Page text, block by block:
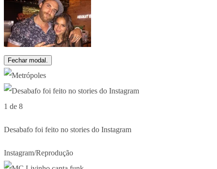
Fechar modal.
1 de 8
Desabafo foi feito no stories do Instagram
Instagram/Reprodução